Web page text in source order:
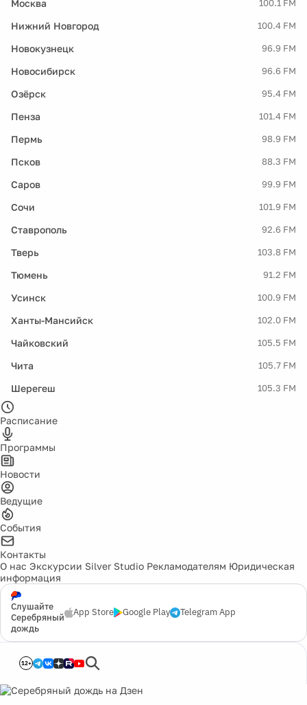
Москва 100.1 FM
Нижний Новгород 100.4 FM
Новокузнецк 96.9 FM
Новосибирск 96.6 FM
Озёрск 95.4 FM
Пенза 101.4 FM
Пермь 98.9 FM
Псков 88.3 FM
Саров 99.9 FM
Сочи 101.9 FM
Ставрополь 92.6 FM
Тверь 103.8 FM
Тюмень 91.2 FM
Усинск 100.9 FM
Ханты-Мансийск 102.0 FM
Чайковский 105.5 FM
Чита 105.7 FM
Шерегеш 105.3 FM
Расписание
Программы
Новости
Ведущие
События
Контакты
О нас Экскурсии Silver Studio Рекламодателям Юридическая
информация
Слушайте
Серебряный
дождь
App Store Google Play Telegram App
12+